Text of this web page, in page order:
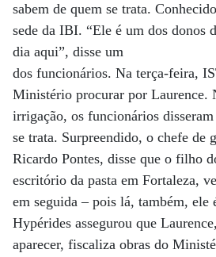
sabem de quem se trata.
sede da IBI. “Ele é um dos donos
dia aqui”, disse um
dos funcionários. Na terça-feira,
Ministério procurar por Laurence.
irrigação, os funcionários
se trata. Surpreendido, o chefe de
Ricardo Pontes, disse que o filho
escritório da pasta em Fortaleza,
em seguida – pois lá, também, ele
Hypérides assegurou que
aparecer, fiscaliza obras do